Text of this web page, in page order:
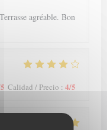
agréable. Bon
Calidad / Precio : 4/5